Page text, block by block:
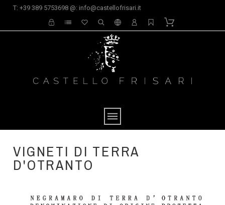
T: +39 389 5753698 @: info@castellofrisari.it
VIGNETI DI TERRA
D'OTRANTO